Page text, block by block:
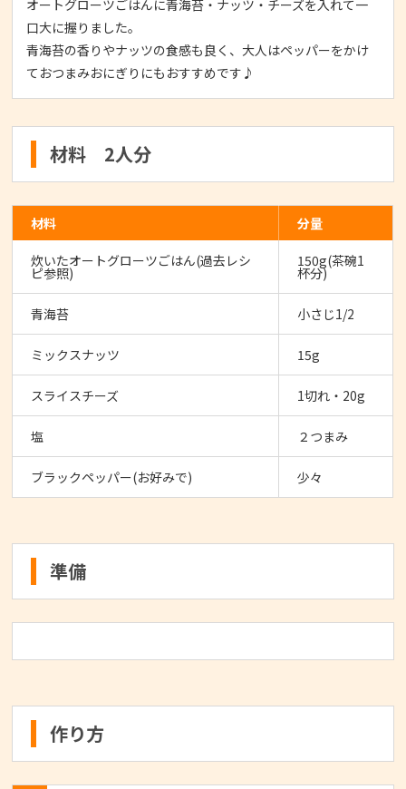
オートグローツごはんに青海苔・ナッツ・チーズを入れて一
口大に握りました。
青海苔の香りやナッツの食感も良く、大人はペッパーをかけ
ておつまみおにぎりにもおすすめです♪
材料 2人分
材料 分量
炊いたオートグローツごはん(過去レシ
ピ参照)
150g(茶碗1
杯分)
青海苔 小さじ1/2
ミックスナッツ 15g
スライスチーズ 1切れ・20g
塩 ２つまみ
ブラックペッパー(お好みで) 少々
準備
作り方